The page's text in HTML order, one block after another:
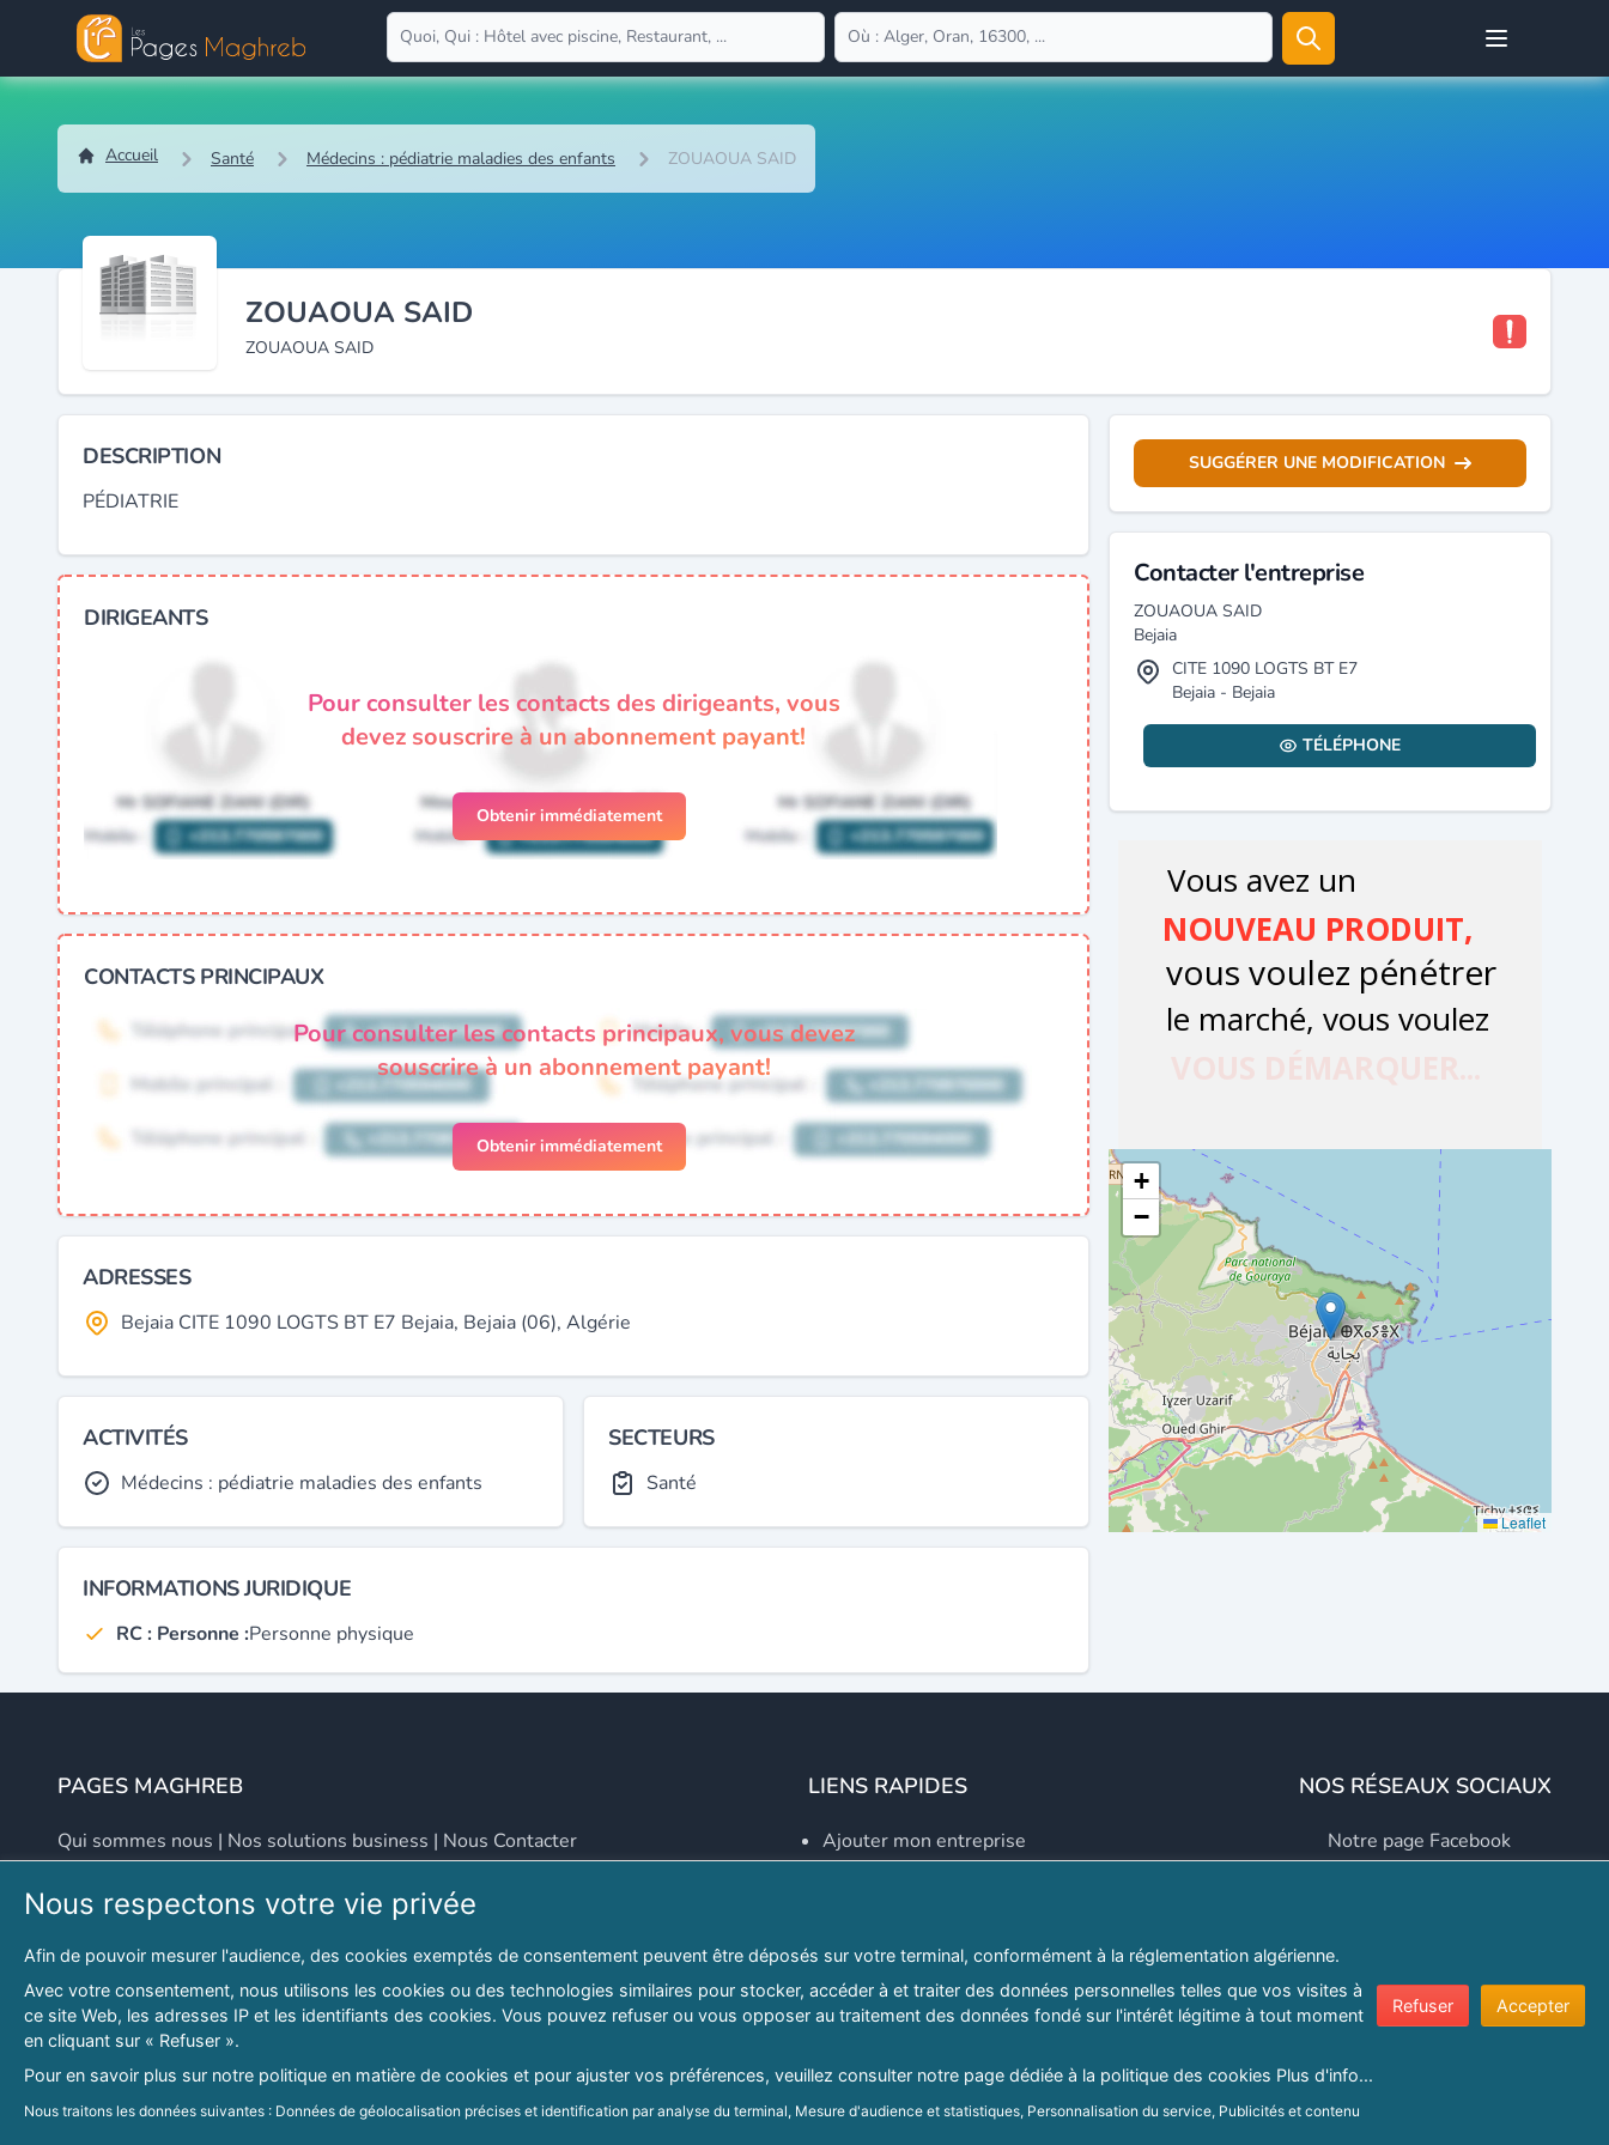
Open user menu
Accueil Santé Médecins : pédiatrie maladies des enfants ZOUAOUA SAID
ZOUAOUA SAID
ZOUAOUA SAID
DESCRIPTION
PÉDIATRIE
DIRIGEANTS
Pour consulter les contacts des dirigeants, vous
devez souscrire à un abonnement payant!
Obtenir immédiatement
CONTACTS PRINCIPAUX
Pour consulter les contacts principaux, vous devez
souscrire à un abonnement payant!
Obtenir immédiatement
ADRESSES
Bejaia CITE 1090 LOGTS BT E7 Bejaia, Bejaia (06), Algérie
ACTIVITÉS
Médecins : pédiatrie maladies des enfants
SECTEURS
Santé
INFORMATIONS JURIDIQUE
RC : Personne :Personne physique
SUGGÉRER UNE MODIFICATION
Contacter l'entreprise
ZOUAOUA SAID
Bejaia
CITE 1090 LOGTS BT E7
Bejaia - Bejaia
TÉLÉPHONE
+
−
Leaflet
PAGES MAGHREB
Qui sommes nous | Nos solutions business | Nous Contacter
Adresse
46 LOT. PETITE PROVENCE SIDI YAHIA
Hydra, Alger (16), Algérie
Email
contact@lespagesmaghreb.com
LIENS RAPIDES
Ajouter mon entreprise
Explorer par secteurs
Explorer par willayas
NOS RÉSEAUX SOCIAUX
Notre page Facebook
Notre page Twitter
© 2026 PAGESMAGHREB.COM. ALL RIGHTS RESERVED Mentions légales| Conditions générales d'utilisation|Politique de confidentialité|Protection de la vie privée
Nous respectons votre vie privée
Afin de pouvoir mesurer l'audience, des cookies exemptés de consentement peuvent être déposés sur votre terminal, conformément à la réglementation algérienne.
Avec votre consentement, nous utilisons les cookies ou des technologies similaires pour stocker, accéder à et traiter des données personnelles telles que vos visites à
ce site Web, les adresses IP et les identifiants des cookies. Vous pouvez refuser ou vous opposer au traitement des données fondé sur l'intérêt légitime à tout moment
en cliquant sur « Refuser ».
Pour en savoir plus sur notre politique en matière de cookies et pour ajuster vos préférences, veuillez consulter notre page dédiée à la politique des cookies Plus d'info...
Nous traitons les données suivantes : Données de géolocalisation précises et identification par analyse du terminal, Mesure d'audience et statistiques, Personnalisation du service, Publicités et contenu
Refuser Accepter